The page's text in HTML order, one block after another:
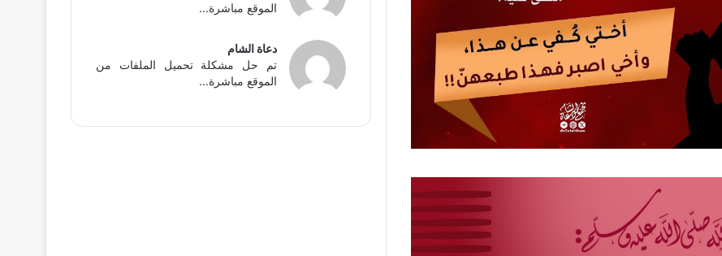
الموقع مباشرة...
دعاة الشام
تم حل مشكلة تحميل الملفات من
الموقع مباشرة...